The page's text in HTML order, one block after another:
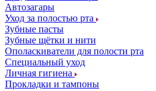
Автозагары
Уход за полостью рта
Зубные пасты
Зубные щётки и нити
Ополаскиватели для полости рта
Специальный уход
Личная гигиена
Прокладки и тампоны